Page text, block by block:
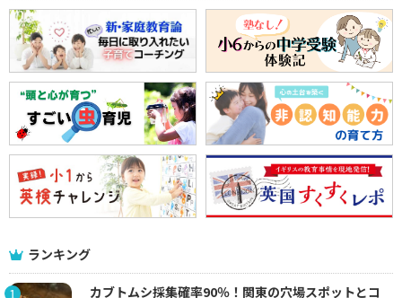
ランキング
1
カブトムシ採集確率90％！関東の穴場スポットとコ